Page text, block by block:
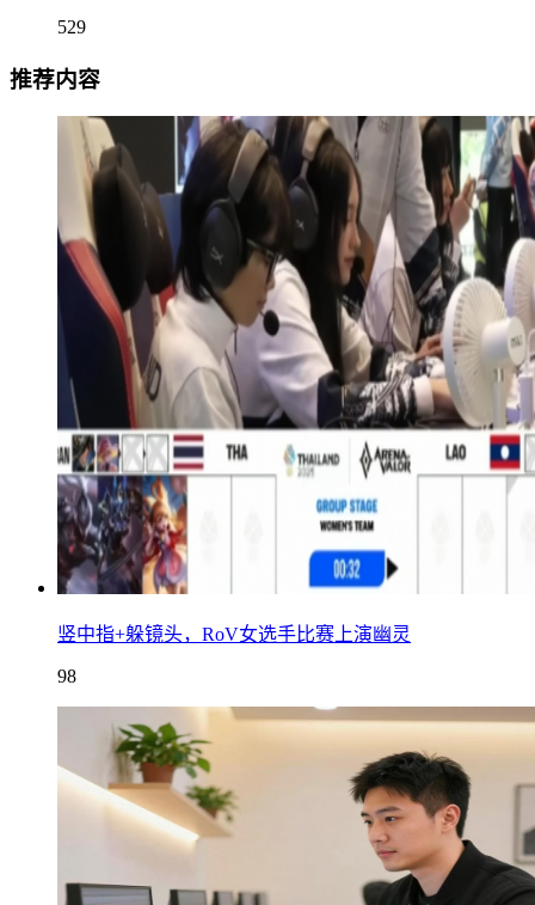
529
推荐内容
竖中指+躲镜头，RoV女选手比赛上演幽灵
98